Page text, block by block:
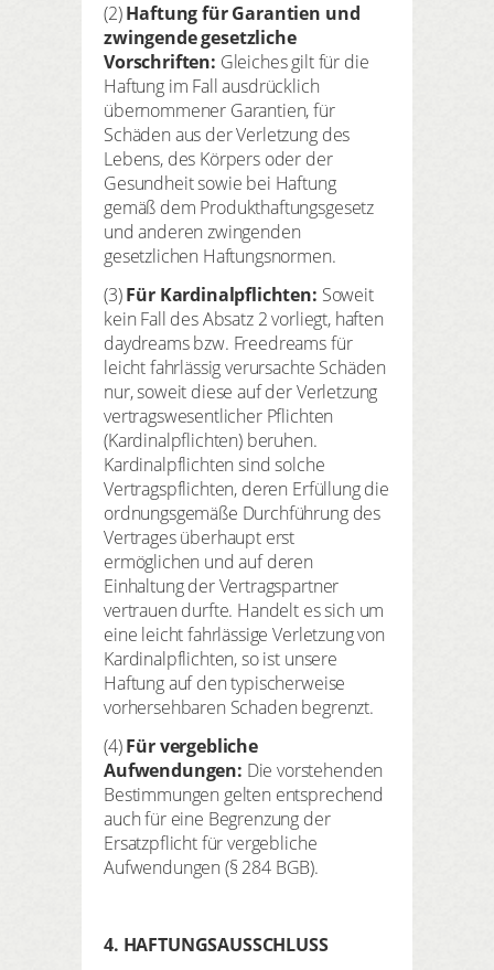
(2)Haftung für Garantien und
zwingende gesetzliche
Vorschriften: Gleiches gilt für die
Haftung im Fall ausdrücklich
übernommener Garantien, für
Schäden aus der Verletzung des
Lebens, des Körpers oder der
Gesundheit sowie bei Haftung
gemäß dem Produkthaftungsgesetz
und anderen zwingenden
gesetzlichen Haftungsnormen.
(3)Für Kardinalpflichten: Soweit
kein Fall des Absatz 2 vorliegt, haften
daydreams bzw. Freedreams für
leicht fahrlässig verursachte Schäden
nur, soweit diese auf der Verletzung
vertragswesentlicher Pflichten
(Kardinalpflichten) beruhen.
Kardinalpflichten sind solche
Vertragspflichten, deren Erfüllung die
ordnungsgemäße Durchführung des
Vertrages überhaupt erst
ermöglichen und auf deren
Einhaltung der Vertragspartner
vertrauen durfte. Handelt es sich um
eine leicht fahrlässige Verletzung von
Kardinalpflichten, so ist unsere
Haftung auf den typischerweise
vorhersehbaren Schaden begrenzt.
(4)Für vergebliche
Aufwendungen: Die vorstehenden
Bestimmungen gelten entsprechend
auch für eine Begrenzung der
Ersatzpflicht für vergebliche
Aufwendungen (§ 284 BGB).
4. HAFTUNGSAUSSCHLUSS